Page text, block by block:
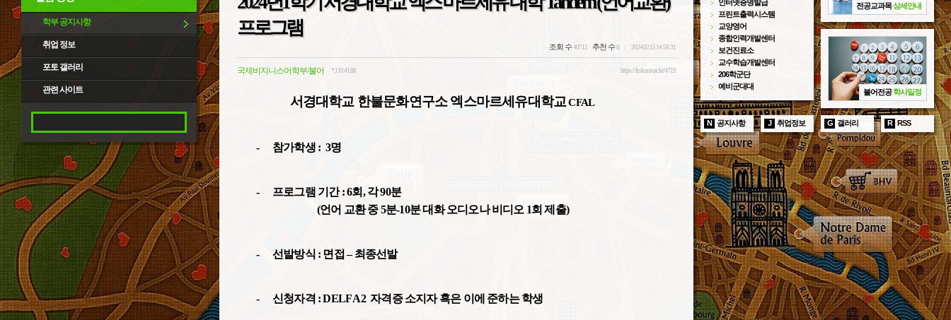
학부 공지사항
취업 정보
포토 갤러리
관련 사이트
프로그램
조회 수40712 추천 수0 2024.02.15 14:58:31
국제비지니스어학부/불어 *.110.41.88 https://fr.skuniv.ac.kr/4719
서경대학교 한불문화연구소 엑스마르세유대학교CFAL
- 참가학생: 3명
- 프로그램 기간: 6회,각90분
(언어 교환 중5분-10분대화 오디오나 비디오1회 제출)
-선발방식 : 면접 – 최종선발
-신청자격 : DELF A2자격증 소지자 혹은 이에 준하는 학생
인터넷증명발급
프린트출력시스템
교양영어
종합인력개발센터
보건진료소
교수학습개발센터
206학군단
예비군대대
전공교과목상세안내
불어전공학사일정
N 공지사항 J 취업정보 G 갤러리 R RSS